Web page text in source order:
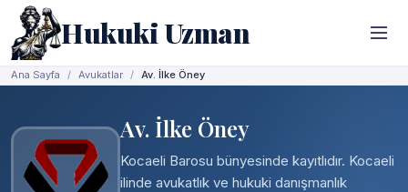
Hukuki Uzman
Ana Sayfa Avukatlar Av. İlke Öney
Av. İlke Öney
Kocaeli Barosu bünyesinde kayıtlıdır. Kocaeli
ilinde avukatlık ve hukuki danışmanlık